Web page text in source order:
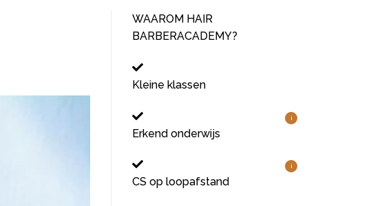
WAAROM HAIR
BARBERACADEMY?
Kleine klassen
i
Erkend onderwijs
i
CS op loopafstand